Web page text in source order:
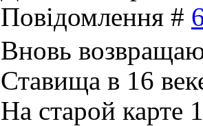
Повідомлення #
Вновь
Ставища в 16
На старой карте